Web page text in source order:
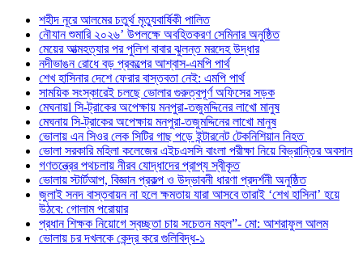
শহীদ নূরে আলমের চতুর্থ মৃত্যুবার্ষিকী পালিত
নৌযান শুমারি ২০২৬’ উপলক্ষে অবহিতকরণ সেমিনার অনুষ্ঠিত
মেয়ের আত্মহত্যার পর পুলিশ বাবার ঝুলন্ত মরদেহ উদ্ধার
নদীভাঙন রোধে বড় প্রকল্পের আশ্বাস-এমপি পার্থ
শেখ হাসিনার দেশে ফেরার বাস্তবতা নেই: এমপি পার্থ
সাময়িক সংস্কারেই চলছে ভোলার গুরুত্বপূর্ণ অফিসের সড়ক
মেঘনায়l সি-ট্রাকের অপেক্ষায় মনপুরা-তজুমদ্দিনের লাখো মানুষ
মেঘনায় সি-ট্রাকের অপেক্ষায় মনপুরা-তজুমদ্দিনের লাখো মানুষ
ভোলায় এন সিওর লেক সিটির গাছ পড়ে ইন্টারনেট টেকনিশিয়ান নিহত
ভোলা সরকারি মহিলা কলেজের এইচএসসি বাংলা পরীক্ষা নিয়ে বিভ্রান্তির অবসান
গণতন্ত্রের পথচলায় নীরব যোদ্ধাদের প্রাপ্য স্বীকৃত
ভোলায় স্টার্টআপ, বিজ্ঞান প্রকল্প ও উদ্ভাবনী ধারণা প্রদর্শনী অনুষ্ঠিত
জুলাই সনদ বাস্তবায়ন না হলে ক্ষমতায় যারা আসবে তারাই ‘শেখ হাসিনা’ হয়ে
উঠবে: গোলাম পরোয়ার
প্রধান শিক্ষক নিয়োগে স্বচ্ছতা চায় সচেতন মহল”- মো: আশরাফুল আলম
ভোলায় চর দখলকে কেন্দ্র করে গুলিবিদ্ধ-১